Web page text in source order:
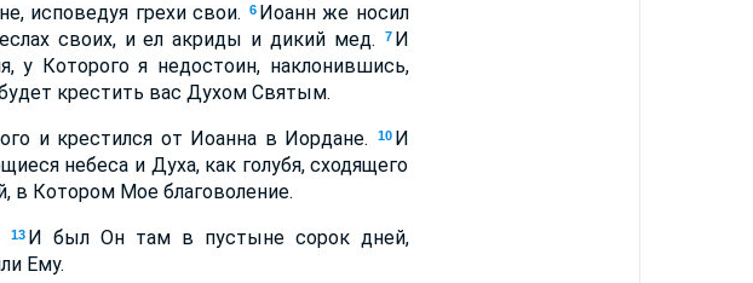
исповедуя грехи свои.
6 Иоанн же носил
своих, и ел акриды и дикий мед.
7 И
у Которого я недостоин, наклонившись,
крестить вас Духом Святым.
и крестился от Иоанна в Иордане. 10 И
небеса и Духа, как голубя, сходящего
в Котором Мое благоволение.
13 И был Он там в пустыне сорок дней,
Ему.